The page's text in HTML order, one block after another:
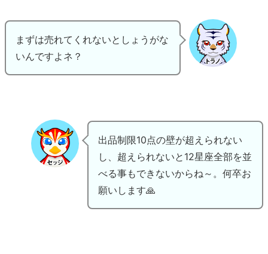
まずは売れてくれないとしょうがな
いんですよネ？
出品制限10点の壁が超えられない
し、超えられないと12星座全部を並
べる事もできないからね～。何卒お
願いします🙏